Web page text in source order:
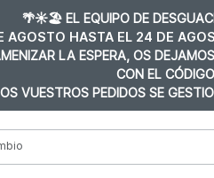
🌴☀️🏖️ EL EQUIPO DE
AGOSTO HASTA EL 24 DE
LA ESPERA, OS
CON EL CÓDIGO
VUESTROS PEDIDOS SE